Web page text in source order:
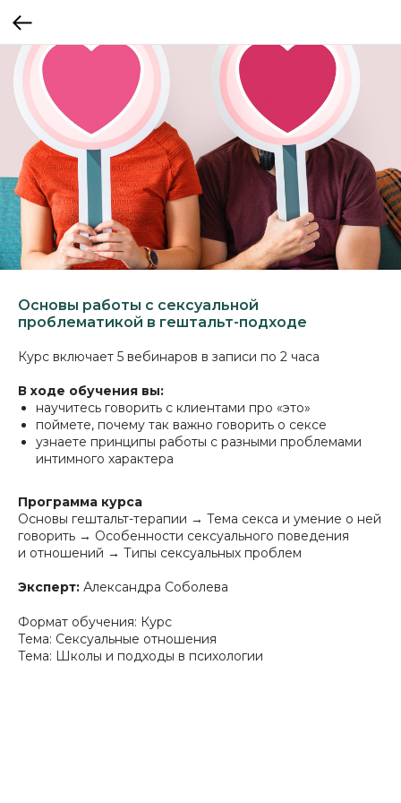
Основы работы с сексуальной
проблематикой в гештальт-подходе
Курс включает 5 вебинаров в записи по 2 часа
В ходе обучения вы:
научитесь говорить с клиентами про «это»
поймете, почему так важно говорить о сексе
узнаете принципы работы с разными проблемами
интимного характера
Программа курса
Основы гештальт-терапии → Тема секса и умение о ней
говорить → Особенности сексуального поведения
и отношений → Типы сексуальных проблем
Эксперт: Александра Соболева
Формат обучения: Курс
Тема: Сексуальные отношения
Тема: Школы и подходы в психологии